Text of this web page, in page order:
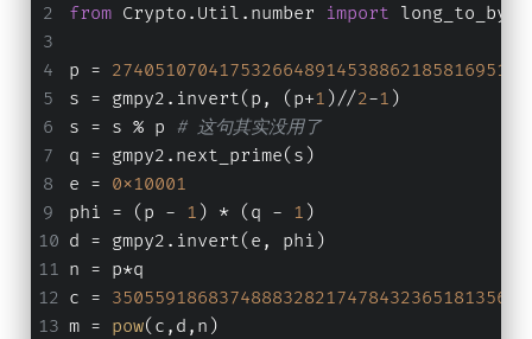
from Crypto.Util.number import
p =
s = gmpy2.invert(p, (p+1 )//2-1 )
s = s % p
# 这句其实没用了
q = gmpy2.next_prime(s)
e = 0x10001
phi = (p -
1 ) * (q - 1 )
d = gmpy2.invert(e, phi)
n = p*q
c =
m = pow(c,d,n)